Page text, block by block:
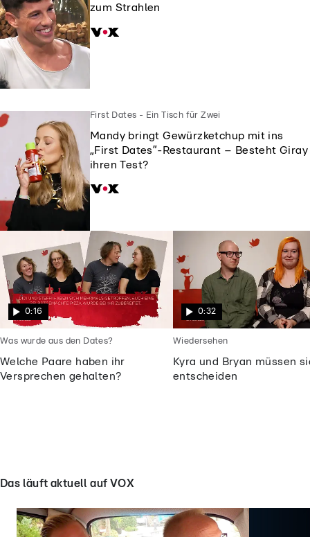
geflasht
zum Strahlen
First Dates - Ein Tisch für Zwei
Mandy bringt Gewürzketchup mit ins
„First Dates”-Restaurant – Besteht Giray
ihren Test?
0:16
Welche Paare haben ihr
Versprechen gehalten?
Was wurde aus den Dates?
0:32
Kyra und Bryan müssen
entscheiden
Wiedersehen
Das läuft aktuell auf VOX